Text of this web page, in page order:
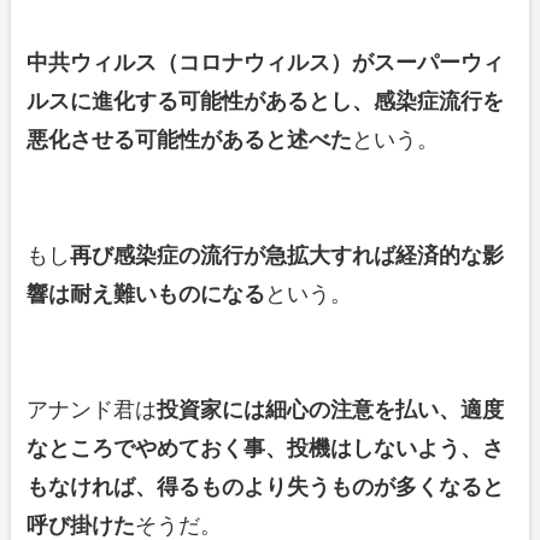
中共ウィルス（コロナウィルス）がスーパーウィ
ルスに進化する可能性があるとし、感染症流行を
悪化させる可能性があると述べた という。
もし再び感染症の流行が急拡大すれば経済的な影
響は耐え難いものになる という。
アナンド君は投資家には細心の注意を払い、適度
なところでやめておく事、投機はしないよう、さ
もなければ、得るものより失うものが多くなると
呼び掛けたそうだ。